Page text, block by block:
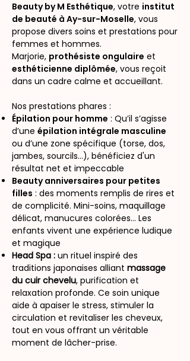
Beauty by M Esthétique, votre institut
de beauté à Ay-sur-Moselle, vous
propose divers soins et prestations pour
femmes et hommes.
Marjorie, prothésiste ongulaire et
esthéticienne diplômée, vous reçoit
dans un cadre calme et accueillant.
Nos prestations phares :
Épilation pour homme : Qu’il s’agisse
d’une épilation intégrale masculine
ou d’une zone spécifique (torse, dos,
jambes, sourcils…), bénéficiez d'un
résultat net et impeccable
Beauty anniversaires pour petites
filles : des moments remplis de rires et
de complicité. Mini-soins, maquillage
délicat, manucures colorées… Les
enfants vivent une expérience ludique
et magique
Head Spa : un rituel inspiré des
traditions japonaises alliant massage
du cuir chevelu, purification et
relaxation profonde. Ce soin unique
aide à apaiser le stress, stimuler la
circulation et revitaliser les cheveux,
tout en vous offrant un véritable
moment de lâcher-prise.